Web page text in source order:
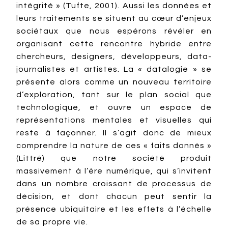
intégrité » (Tufte, 2001). Aussi les données et
leurs traitements se situent au cœur d’enjeux
sociétaux que nous espérons révéler en
organisant cette rencontre hybride entre
chercheurs, designers, développeurs, data-
journalistes et artistes. La « datalogie » se
présente alors comme un nouveau territoire
d’exploration, tant sur le plan social que
technologique, et ouvre un espace de
représentations mentales et visuelles qui
reste à façonner. Il s’agit donc de mieux
comprendre la nature de ces « faits donnés »
(Littré) que notre société produit
massivement à l’ère numérique, qui s’invitent
dans un nombre croissant de processus de
décision, et dont chacun peut sentir la
présence ubiquitaire et les effets à l’échelle
de sa propre vie.